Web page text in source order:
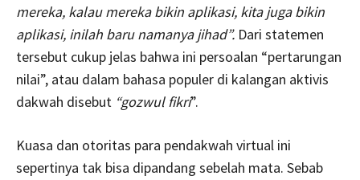
mereka, kalau mereka bikin aplikasi, kita juga bikin
aplikasi, inilah baru namanya jihad”. Dari statemen
tersebut cukup jelas bahwa ini persoalan “pertarungan
nilai”, atau dalam bahasa populer di kalangan aktivis
dakwah disebut “gozwul fikri”.
Kuasa dan otoritas para pendakwah virtual ini
sepertinya tak bisa dipandang sebelah mata. Sebab